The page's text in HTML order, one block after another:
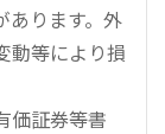
あります。外
動等により損
価証券等書